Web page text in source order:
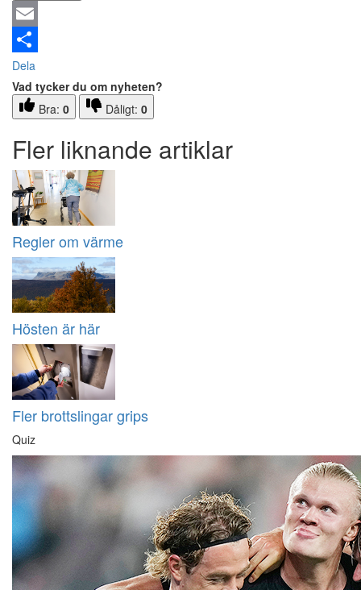
Email
Dela
Vad tycker du om nyheten?
Bra: 0 Dåligt: 0
Fler liknande artiklar
Regler om värme
Hösten är här
Fler brottslingar grips
Quiz